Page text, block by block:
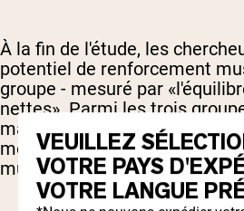
À la fin de l'étude, les
potentiel de renforcement
groupe - mesuré par
nettes». Parmi les trois
mangé des protéines toutes
montré un plus grand
musculaire.
VEUILLEZ
VOTRE PAYS
VOTRE LANGUE